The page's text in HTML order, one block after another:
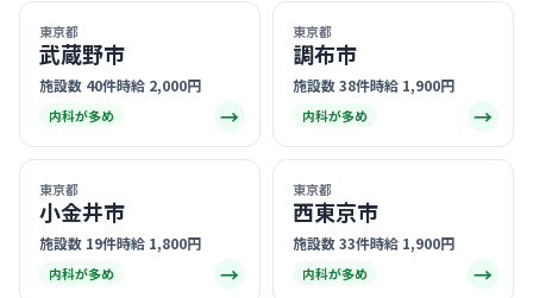
東京都
武蔵野市
施設数 40件時給 2,000円
内科が多め →
東京都
調布市
施設数 38件時給 1,900円
内科が多め →
東京都
小金井市
施設数 19件時給 1,800円
内科が多め →
東京都
西東京市
施設数 33件時給 1,900円
内科が多め →